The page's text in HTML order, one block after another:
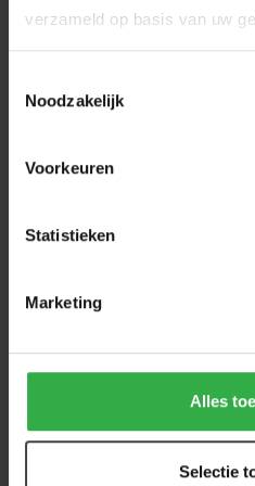
verzameld op basis van uw
Noodzakelijk
Voorkeuren
Statistieken
Marketing
Alles
Selectie
onderstel
Of heb je hulp
gerust contact op
Recent bekeken